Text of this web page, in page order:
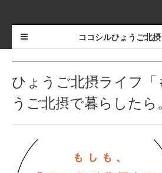
ココシルひょうご北
ひょうご北摂ライフ「
うご北摂で暮らしたら